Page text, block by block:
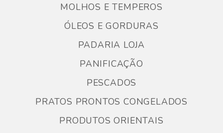
MOLHOS E TEMPEROS
ÓLEOS E GORDURAS
PADARIA LOJA
PANIFICAÇÃO
PESCADOS
PRATOS PRONTOS CONGELADOS
PRODUTOS ORIENTAIS